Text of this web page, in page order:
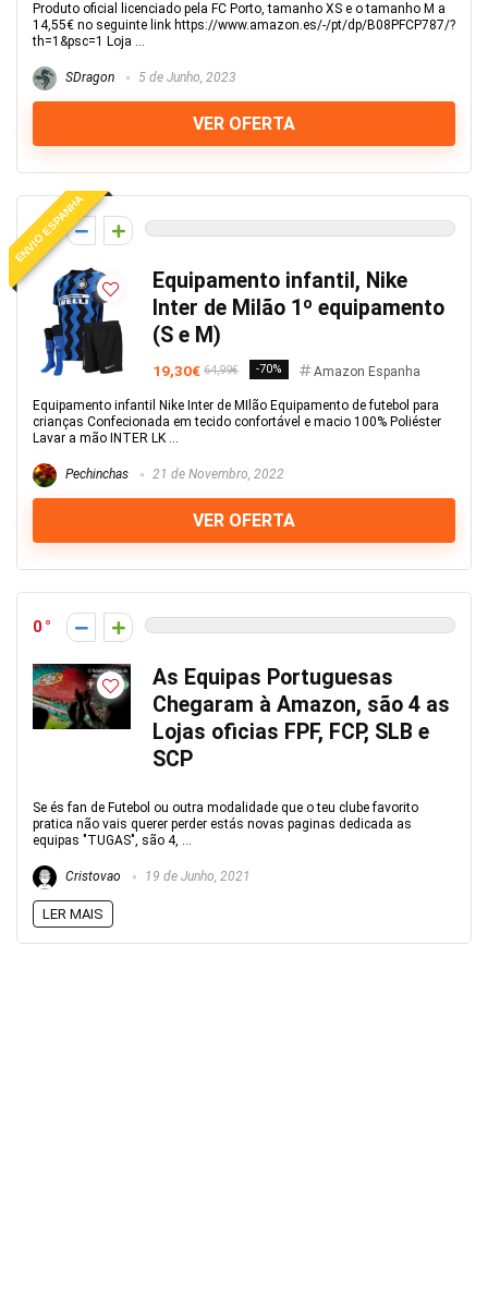
Produto oficial licenciado pela FC Porto, tamanho XS e o tamanho M a
14,55€ no seguinte link https://www.amazon.es/-/pt/dp/B08PFCP787/?
th=1&psc=1 Loja ...
SDragon 5 de Junho, 2023
VER OFERTA
ENVIO ESPANHA
0
Equipamento infantil, Nike
Inter de Milão 1º equipamento
(S e M)
19,30€ 64,99€ -70% Amazon Espanha
Equipamento infantil Nike Inter de MIlão Equipamento de futebol para
crianças Confecionada em tecido confortável e macio 100% Poliéster
Lavar a mão INTER LK ...
Pechinchas 21 de Novembro, 2022
VER OFERTA
0
As Equipas Portuguesas
Chegaram à Amazon, são 4 as
Lojas oficias FPF, FCP, SLB e
SCP
Se és fan de Futebol ou outra modalidade que o teu clube favorito
pratica não vais querer perder estás novas paginas dedicada as
equipas "TUGAS", são 4, ...
Cristovao 19 de Junho, 2021
LER MAIS